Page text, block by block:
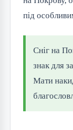
під
Сніг на
знак для
Мати